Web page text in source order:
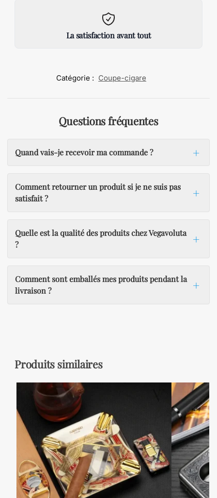
La satisfaction avant tout
Catégorie : Coupe-cigare
Questions fréquentes
Quand vais-je recevoir ma commande ?
Comment retourner un produit si je ne suis pas
satisfait ?
Quelle est la qualité des produits chez Vegavoluta
?
Comment sont emballés mes produits pendant la
livraison ?
Produits similaires